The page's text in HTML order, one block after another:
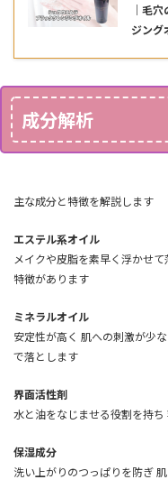
｜毛
ジング
成分解析
主な成分と特徴を解説します
エステル系オイル
メイクや皮脂を素早く浮かせ
特徴があります
ミネラルオイル
安定性が高く 肌への刺激が少
で落とします
界面活性剤
水と油をなじませる役割を持
保湿成分
洗い上がりのつっぱりを防ぎ